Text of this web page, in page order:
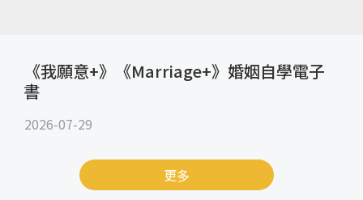
《我願意+》《Marriage+》婚姻自學電子
書
2026-07-29
更多